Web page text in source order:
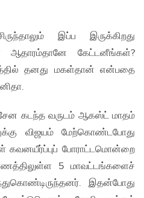
இப்ப இருக்கிறது
ஆதாரம்தானே கேட்டனீங்கள்?
தனது மகள்தான் என்பதை
கடந்த வருடம் ஆகஸ்ட் மாதம்
விஜயம் மேற்கொண்டபோது
கவனயீர்ப்புப் போராட்டமொன்றை
5 மாவட்டங்களைச்
இதன்போது